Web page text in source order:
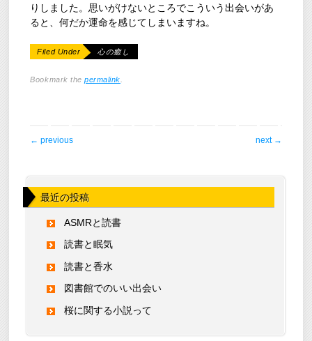
りしました。思いがけないところでこういう出会いがあ
ると、何だか運命を感じてしまいますね。
Filed Under 心の癒し
Bookmark thepermalink.
post navigation
← previous next →
最近の投稿
ASMRと読書
読書と眠気
読書と香水
図書館でのいい出会い
桜に関する小説って